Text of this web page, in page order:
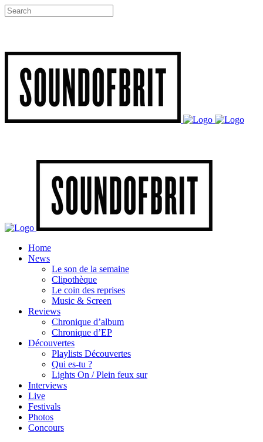
Home
News
Le son de la semaine
Clipothèque
Le coin des reprises
Music & Screen
Reviews
Chronique d’album
Chronique d’EP
Découvertes
Playlists Découvertes
Qui es-tu ?
Lights On / Plein feux sur
Interviews
Live
Festivals
Photos
Concours